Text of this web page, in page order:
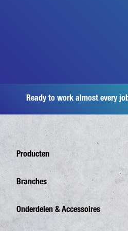
Ready to work almost every
Producten
Overzicht Canter
7,5 Ton
Branches
Overzicht Branches
Onderdelen & Accessoires